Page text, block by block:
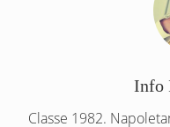
Info
Classe 1982.